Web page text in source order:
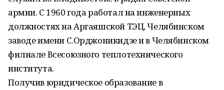
армии. С 1960 года работал на инженерных
должностях на Аргаяшской ТЭЦ, Челябинском
заводе имени С.Орджоникидзе и в Челябинском
филиале Всесоюзного теплотехнического
института.
Получив юридическое образование в